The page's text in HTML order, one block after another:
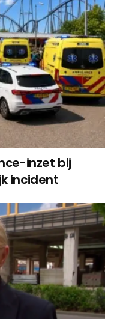
inzet bij
incident